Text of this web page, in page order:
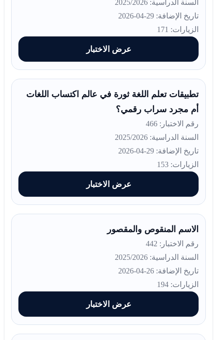
السنة الدراسية: 2025/2026
تاريخ الإضافة: 29-04-2026
الزيارات: 171
عرض الاختبار
تطبيقات تعلم اللغة ثورة في عالم اكتساب اللغات
أم مجرد سراب رقمي؟
رقم الاختبار: 466
السنة الدراسية: 2025/2026
تاريخ الإضافة: 29-04-2026
الزيارات: 153
عرض الاختبار
الاسم المنقوص والمقصور
رقم الاختبار: 442
السنة الدراسية: 2025/2026
تاريخ الإضافة: 26-04-2026
الزيارات: 194
عرض الاختبار